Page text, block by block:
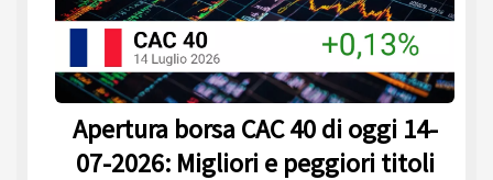
Apertura borsa CAC 40 di oggi 14-
07-2026: Migliori e peggiori titoli